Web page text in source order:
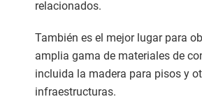
relacionados.
También es el mejor lugar para
amplia gama de materiales de
incluida la madera para pisos y
infraestructuras.